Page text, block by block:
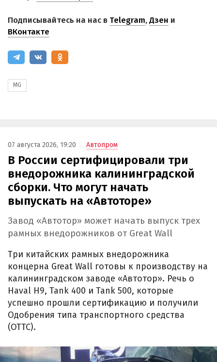
Подписывайтесь на нас в Telegram,Дзен и
ВКонтакте
MG
07 августа 2026, 19:20 Автопром
В России сертифицировали три
внедорожника калининградской
сборки. Что могут начать
выпускать на «Автоторе»
Завод «Автотор» может начать выпуск трех
рамных внедорожников от Great Wall
Три китайских рамных внедорожника
концерна Great Wall готовы к производству на
калининградском заводе «Автотор». Речь о
Haval H9, Tank 400 и Tank 500, которые
успешно прошли сертификацию и получили
Одобрения типа транспортного средства
(ОТТС).